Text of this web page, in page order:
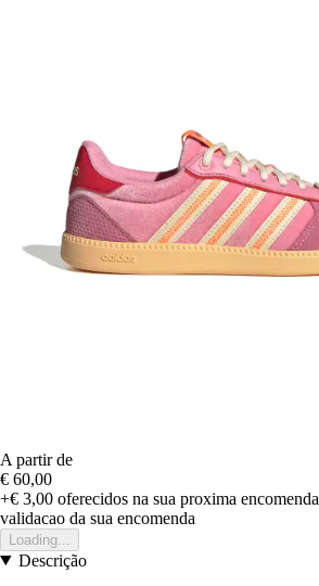
A partir de
€ 60,00
+€ 3,00 oferecidos na sua proxima encomenda
validacao da sua encomenda
Loading...
Descrição